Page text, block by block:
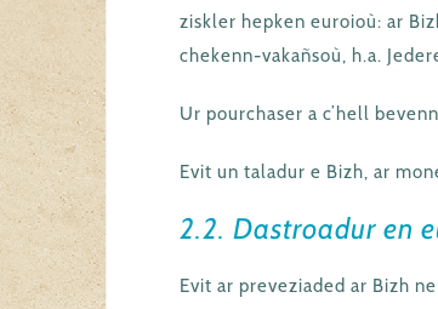
ziskler hepken euroioù: ar
chekenn-vakañsoù, h.a.
Ur pourchaser a c’hell
Evit un taladur e Bizh, ar
2.2. Dastroadur en
Evit ar preveziaded ar Bizh